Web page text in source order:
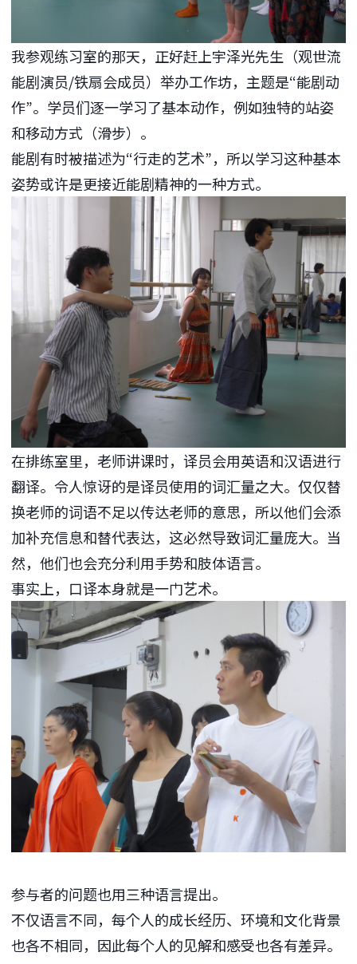
我参观练习室的那天，正好赶上宇泽光先生（观世流
能剧演员/铁扇会成员）举办工作坊，主题是“能剧动
作”。学员们逐一学习了基本动作，例如独特的站姿
和移动方式（滑步）。
能剧有时被描述为“行走的艺术”，所以学习这种基本
姿势或许是更接近能剧精神的一种方式。
在排练室里，老师讲课时，译员会用英语和汉语进行
翻译。令人惊讶的是译员使用的词汇量之大。仅仅替
换老师的词语不足以传达老师的意思，所以他们会添
加补充信息和替代表达，这必然导致词汇量庞大。当
然，他们也会充分利用手势和肢体语言。
事实上，口译本身就是一门艺术。
参与者的问题也用三种语言提出。
不仅语言不同，每个人的成长经历、环境和文化背景
也各不相同，因此每个人的见解和感受也各有差异。